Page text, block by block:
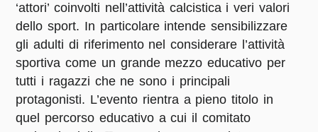
‘attori’ coinvolti nell’attività calcistica i veri valori
dello sport. In particolare intende sensibilizzare
gli adulti di riferimento nel considerare l’attività
sportiva come un grande mezzo educativo per
tutti i ragazzi che ne sono i principali
protagonisti. L’evento rientra a pieno titolo in
quel percorso educativo a cui il comitato